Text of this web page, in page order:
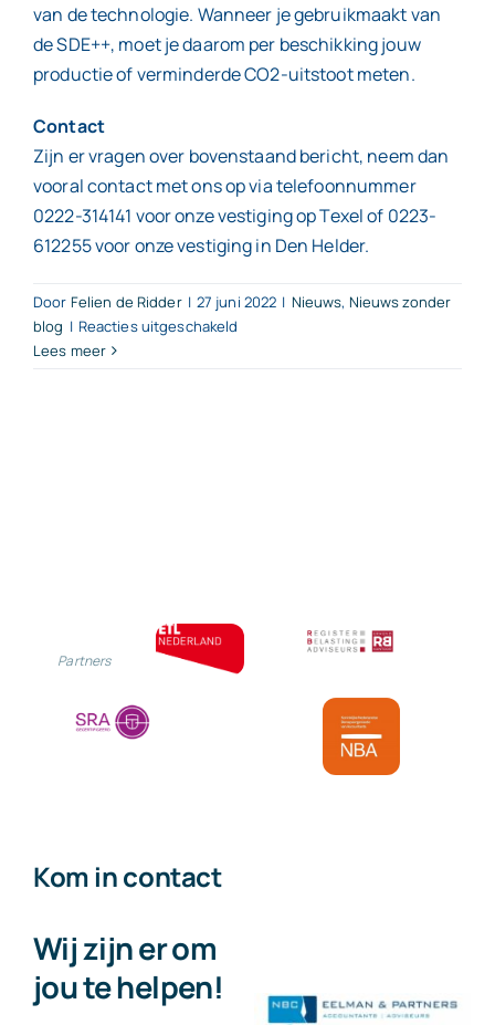
van de technologie. Wanneer je gebruikmaakt van
de SDE++, moet je daarom per beschikking jouw
productie of verminderde CO2-uitstoot meten.
Contact
Zijn er vragen over bovenstaand bericht, neem dan
vooral contact met ons op via telefoonnummer
0222-314141 voor onze vestiging op Texel of 0223-
612255 voor onze vestiging in Den Helder.
Door Felien de Ridder | 27 juni 2022 | Nieuws, Nieuws zonder
blog | Reacties uitgeschakeld
hernieuwbare
energie
Lees meer
Partners
Kom in contact
Wij zijn er om
jou te helpen!